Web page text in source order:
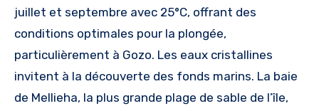
juillet et septembre avec 25°C, offrant des
conditions optimales pour la plongée,
particulièrement à Gozo. Les eaux cristallines
invitent à la découverte des fonds marins. La baie
de Mellieha, la plus grande plage de sable de l’île,